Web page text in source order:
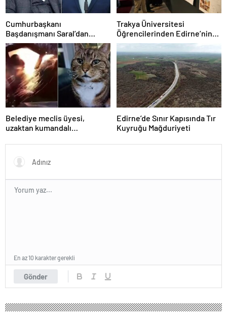
Cumhurbaşkanı
Başdanışmanı Saral’dan
gündem yaratacak Mansur
Yavaş iddiası
Trakya Üniversitesi
Öğrencilerinden Edirne’nin
Geleneksel Konutlarına
Rölöve ve Restorasyon
Projesi
Belediye meclis üyesi,
uzaktan kumandalı
uçurmaya çalıştı
Edirne’de Sınır Kapısında Tır
Kuyruğu Mağduriyeti
Gönder
En az 10 karakter gerekli